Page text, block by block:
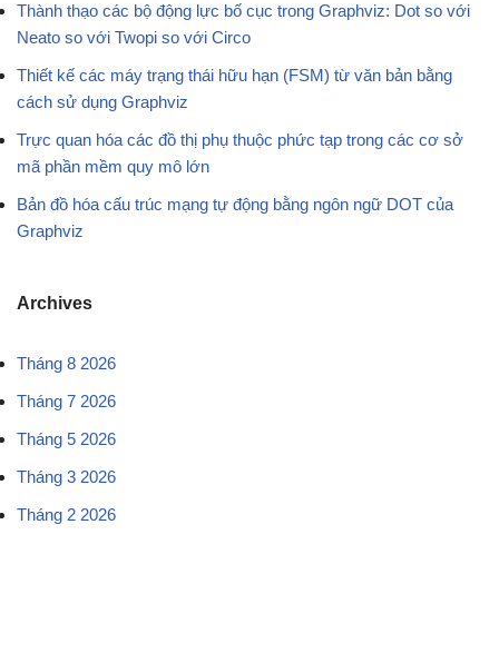
Thành thạo các bộ động lực bố cục trong Graphviz: Dot so với
Neato so với Twopi so với Circo
Thiết kế các máy trạng thái hữu hạn (FSM) từ văn bản bằng
cách sử dụng Graphviz
Trực quan hóa các đồ thị phụ thuộc phức tạp trong các cơ sở
mã phần mềm quy mô lớn
Bản đồ hóa cấu trúc mạng tự động bằng ngôn ngữ DOT của
Graphviz
Archives
Tháng 8 2026
Tháng 7 2026
Tháng 5 2026
Tháng 3 2026
Tháng 2 2026